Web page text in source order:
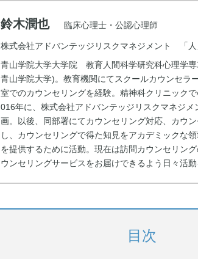
鈴木潤也 臨床心理士・公認心理師
株式会社アドバンテッジリスクマネジメント 「人
青山学院大学大学院 教育人間科学研究科心理学
青山学院大学)。教育機関にてスクールカウンセラ
室でのカウンセリングを経験。精神科クリニック
016年に、株式会社アドバンテッジリスクマネジ
画。以後、同部署にてカウンセリング対応、カウ
し、カウンセリングで得た知見をアカデミックな
を提供するために活動。現在は訪問カウンセリン
ウンセリングサービスをお届けできるよう日々活動
目次